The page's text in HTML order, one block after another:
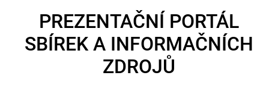
PREZENTAČNÍ PORTÁL
SBÍREK A INFORMAČNÍCH
ZDROJŮ